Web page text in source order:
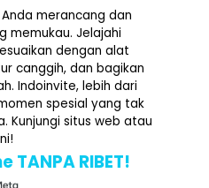
merancang dan
memukau. Jelajahi
dengan alat
canggih, dan bagikan
Indoinvite, lebih dari
spesial yang tak
Kunjungi situs web atau
TANPA RIBET!